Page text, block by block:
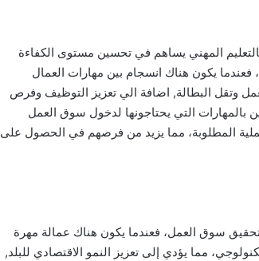
المهني يساهم في تحسين مستوى الكفاءة
فعندما يكون هناك انسجام بين مهارات العمال
وتقل البطالة, اضافة الي تعزيز التوظيف وفرص
بالمهارات التي يحتاجونها لدخول سوق العمل
المطلوبة، مما يزيد من فرصهم في الحصول على
سوق العمل، فعندما يكون هناك عمالة مهرة
مما يؤدي إلى تعزيز النمو الاقتصادي للبلد,